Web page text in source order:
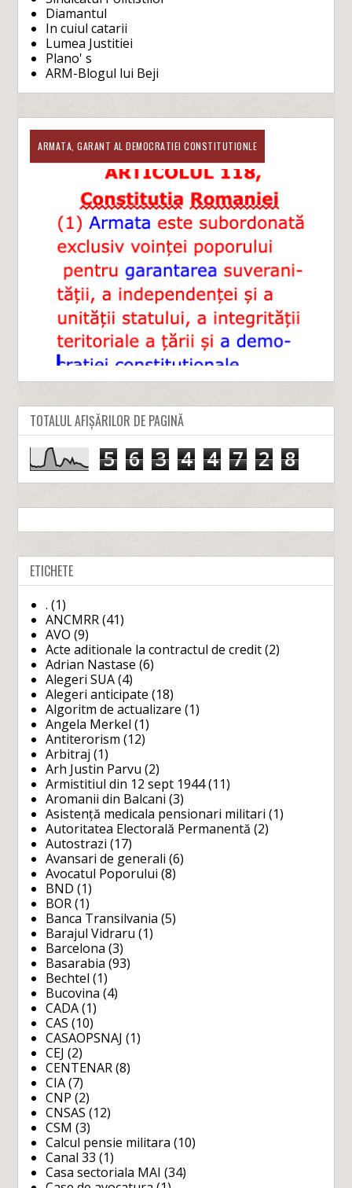
Diamantul
In cuiul catarii
Lumea Justitiei
Plano' s
ARM-Blogul lui Beji
ARMATA, GARANT AL DEMOCRATIEI CONSTITUTIONLE
TOTALUL AFIȘĂRILOR DE PAGINĂ
5 6 3 4 4 7 2 8
ETICHETE
. (1)
ANCMRR (41)
AVO (9)
Acte aditionale la contractul de credit (2)
Adrian Nastase (6)
Alegeri SUA (4)
Alegeri anticipate (18)
Algoritm de actualizare (1)
Angela Merkel (1)
Antiterorism (12)
Arbitraj (1)
Arh Justin Parvu (2)
Armistitiul din 12 sept 1944(11)
Aromanii din Balcani (3)
Asistență medicala pensionari militari (1)
Autoritatea Electorală Permanentă (2)
Autostrazi (17)
Avansari de generali (6)
Avocatul Poporului (8)
BND (1)
BOR (1)
Banca Transilvania (5)
Barajul Vidraru (1)
Barcelona (3)
Basarabia (93)
Bechtel (1)
Bucovina (4)
CADA (1)
CAS (10)
CASAOPSNAJ (1)
CEJ (2)
CENTENAR (8)
CIA (7)
CNP (2)
CNSAS (12)
CSM (3)
Calcul pensie militara (10)
Canal 33 (1)
Casa sectoriala MAI (34)